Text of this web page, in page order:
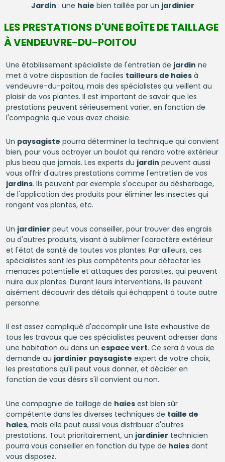
Jardin : une haie bien taillée par un jardinier
LES PRESTATIONS D'UNE BOÎTE DE TAILLAGE
À VENDEUVRE-DU-POITOU
Une établissement spécialiste de l'entretien de jardin ne
met à votre disposition de faciles tailleurs de haiesà
vendeuvre-du-poitou, mais des spécialistes qui veillent au
plaisir de vos plantes. Il est important de savoir que les
prestations peuvent sérieusement varier, en fonction de
l'compagnie que vous avez choisie.
Un paysagiste pourra déterminer la technique qui convient
bien, pour vous octroyer un boulot qui rendra votre extérieur
plus beau que jamais. Les experts du jardin peuvent aussi
vous offrir d'autres prestations comme l'entretien de vos
jardins. Ils peuvent par exemple s'occuper du désherbage,
de l'application des produits pour éliminer les insectes qui
rongent vos plantes, etc.
Un jardinier peut vous conseiller, pour trouver des engrais
ou d'autres produits, visant à sublimer l'caractère extérieur
et l'état de santé de toutes vos plantes. Par ailleurs, ces
spécialistes sont les plus compétents pour détecter les
menaces potentielle et attaques des parasites, qui peuvent
nuire aux plantes. Durant leurs interventions, ils peuvent
aisément découvrir des détails qui échappent à toute autre
personne.
Il est assez compliqué d'accomplir une liste exhaustive de
tous les travaux que ces spécialistes peuvent adresser dans
une habitation ou dans un espace vert. Ce sera à vous de
demande au jardinier paysagiste expert de votre choix,
les prestations qu'il peut vous donner, et décider en
fonction de vous désirs s'il convient ou non.
Une compagnie de taillage de haiesest bien sûr
compétente dans les diverses techniques de taille de
haies, mais elle peut aussi vous distribuer d'autres
prestations. Tout prioritairement, un jardinier technicien
pourra vous conseiller en fonction du type de haiesdont
vous disposez.